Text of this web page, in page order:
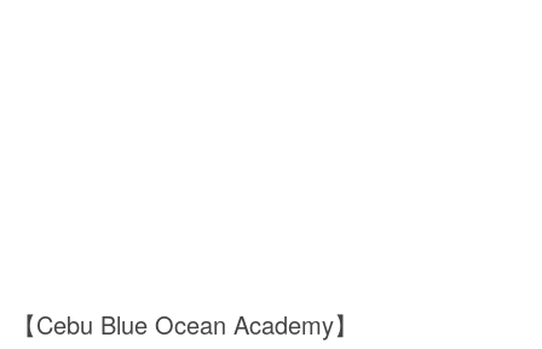
【Cebu Blue Ocean Academy】